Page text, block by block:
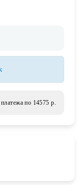
по 14575 р.